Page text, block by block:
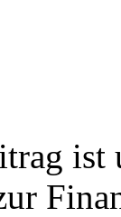
ist